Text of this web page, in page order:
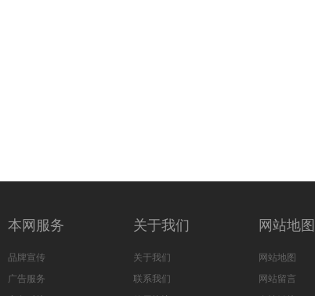
本网服务
品牌宣传
广告服务
关于我们
关于我们
联系我们
网站地图
网站地图
网站留言